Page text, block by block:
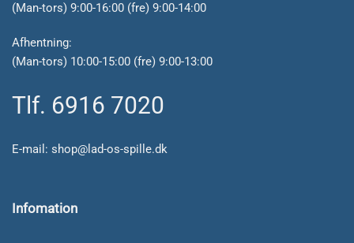
(Man-tors) 9:00-16:00 (fre) 9:00-14:00
Afhentning:
(Man-tors) 10:00-15:00 (fre) 9:00-13:00
Tlf. 6916 7020
E-mail: shop@lad-os-spille.dk
Infomation